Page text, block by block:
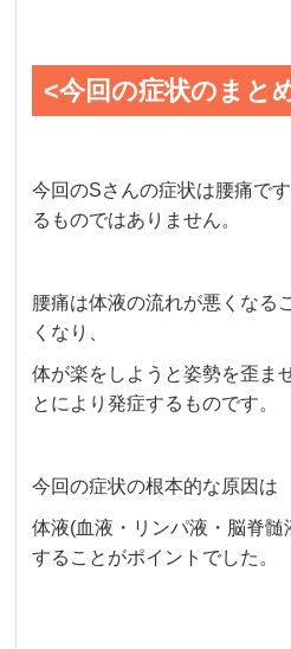
<今回の症状のまと
今回のSさんの症状は腰痛で
るものではありません。
腰痛は体液の流れが悪くなる
くなり、
体が楽をしようと姿勢を歪ま
とにより発症するものです。
今回の症状の根本的な原因は
体液(血液・リンパ液・脳脊髄
することがポイントでした。